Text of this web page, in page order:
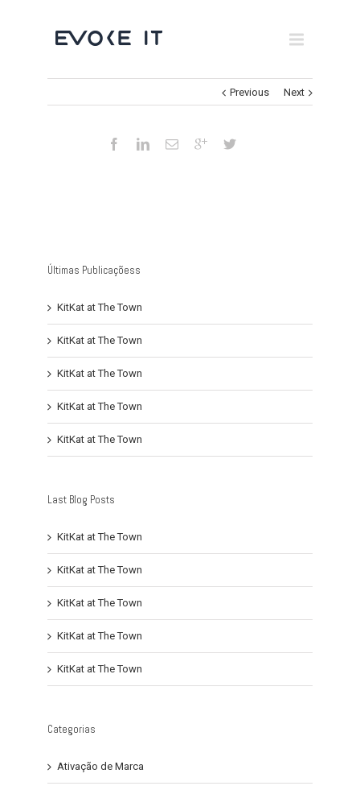
×
Museums
Brand Activation
Corporate
All
Previous Next
Últimas Publicaçõess
KitKat at The Town
KitKat at The Town
KitKat at The Town
KitKat at The Town
KitKat at The Town
Last Blog Posts
KitKat at The Town
KitKat at The Town
KitKat at The Town
KitKat at The Town
KitKat at The Town
Categorias
Ativação de Marca